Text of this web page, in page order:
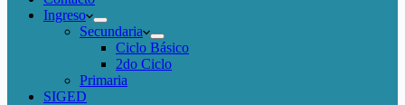
Ingreso
Secundaria
Ciclo Básico
2do Ciclo
Primaria
SIGED